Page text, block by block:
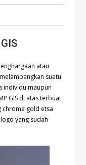
atau
suatu
individu maupun
GIS di atas terbuat
chrome gold etsa
yang sudah